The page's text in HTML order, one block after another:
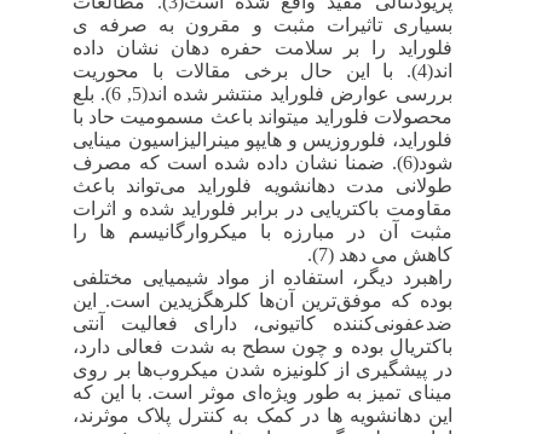
بسیاری تاثیرات مثبت و مقرون به صرفه ی
فلوراید را بر سلامت حفره دهان نشان داده
اند(4). با این حال برخی مقالات با محوریت
بررسی عوارض فلوراید منتشر شده اند(5, 6). بلع
محصولات فلوراید میتواند باعث مسمومیت حاد با
فلوراید، فلوروزیس و هایپو مینرالیزاسیون مینایی
شود(6). ضمنا نشان داده شده است که مصرف
طولانی مدت دهانشویه‌ فلوراید می‌تواند باعث
مقاومت باکتریایی در برابر فلوراید شده و اثرات
مثبت آن در مبارزه با میکروارگانیسم ها را
کاهش می دهد (7 (
.
راهبرد دیگر، استفاده از مواد شیمیایی مختلفی
بوده که موفق‌ترین آن‌ها کلرهگزیدین است. این
ضدعفونی‌کننده‌ کاتیونی، دارای فعالیت آنتی
باکتریال بوده و چون سطح به ‌شدت فعالی دارد،
در پیشگیری از کلونیزه‌ شدن میکروب‌ها بر روی
مینای تمیز به طور ویژه‌ای موثر است. با این که
این دهانشویه ‌ها در کمک به کنترل پلاک موثرند،